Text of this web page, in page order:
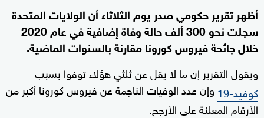
أظهر تقرير حكومي صدر يوم الثلاثاء أن الولايات المتحدة
سجلت نحو 300 ألف حالة وفاة إضافية في عام 2020
خلال جائحة فيروس كورونا مقارنة بالسنوات الماضية.
ويقول التقرير إن ما لا يقل عن ثلثي هؤلاء توفوا بسبب
كوفيد-19
وإن عدد الوفيات الناجمة عن فيروس كورونا أكبر من
الأرقام المعلنة على الأرجح.